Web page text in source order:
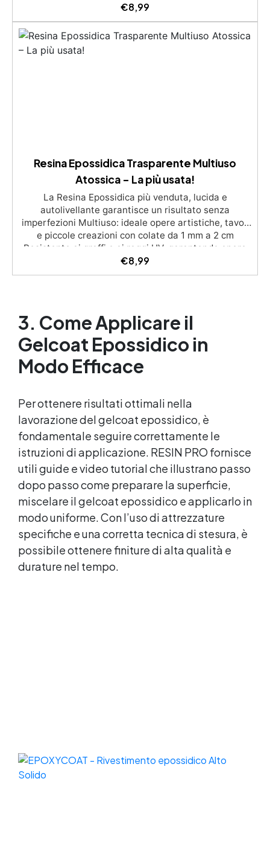
Bassa viscosità e formula anti-bolle per risultati
impeccabili, perfetti per colate di stampi e
inglobamenti Certificata Atossica post catalisi per
contatto con la pelle, BPA free e VoC Free
€8,99
Resina Epossidica Trasparente Multiuso
Atossica – La più usata!
La Resina Epossidica più venduta, lucida e
autolivellante garantisce un risultato senza
imperfezioni Multiuso: ideale opere artistiche, tavoli
e piccole creazioni con colate da 1 mm a 2 cm
Resistente ai graffi e ai raggi UV, garantendo opere
durature, vibranti e senza ingiallimenti nel tempo
Bassa viscosità e formula anti-bolle per risultati
€8,99
3. Come Applicare il
Gelcoat Epossidico in
Modo Efficace
Per ottenere risultati ottimali nella
lavorazione del gelcoat epossidico, è
fondamentale seguire correttamente le
istruzioni di applicazione. RESIN PRO fornisce
utili guide e video tutorial che illustrano passo
dopo passo come preparare la superficie,
miscelare il gelcoat epossidico e applicarlo in
modo uniforme. Con l’uso di attrezzature
specifiche e una corretta tecnica di stesura, è
possibile ottenere finiture di alta qualità e
durature nel tempo.